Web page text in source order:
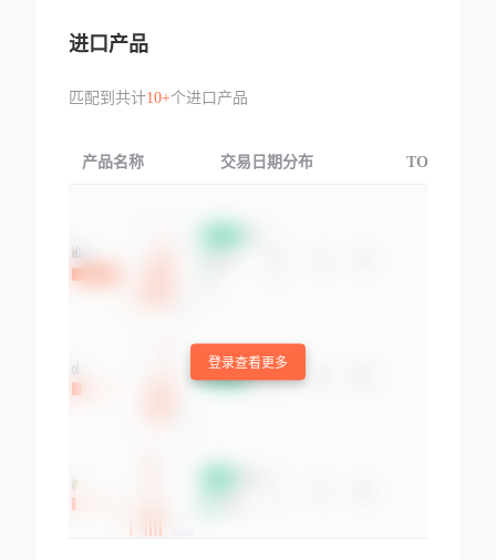
进口产品
匹配到共计10+个进口产品
产品名称 交易日期分布 TOP3交易国
登录查看更多